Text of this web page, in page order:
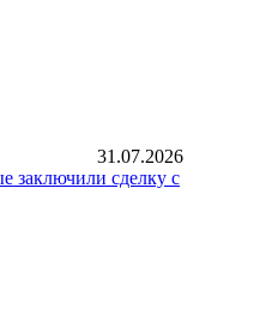
31.07.2026
заключили сделку с